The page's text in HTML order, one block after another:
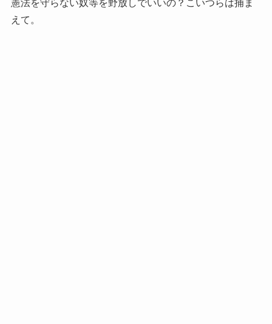
憲法を守らない奴等を野放しでいいの？こいつらは捕ま
えて。